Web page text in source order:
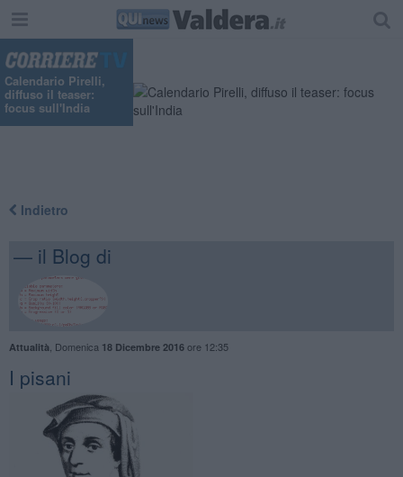
Calendario Pirelli,
diffuso il teaser:
focus sull'India
Indietro
— il Blog di
Attualità Domenica 18 Dicembre 2016ore 12:35
I pisani